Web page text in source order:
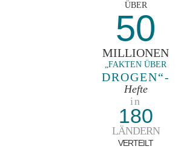
ÜBER
50
MILLIONEN
„FAKTEN ÜBER
DROGEN“-
Hefte
in
180
LÄNDERN
VERTEILT